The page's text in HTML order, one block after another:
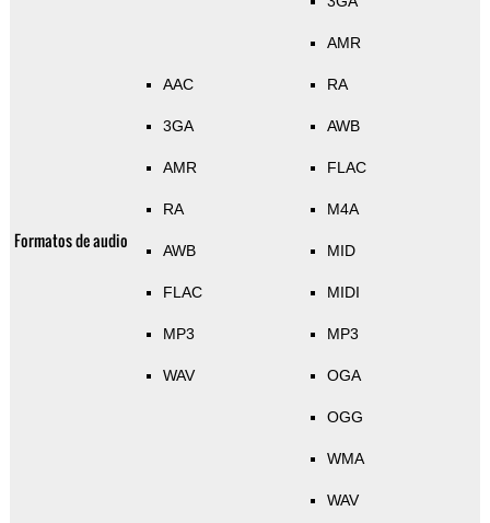
Formatos de audio
AAC
3GA
AMR
RA
AWB
FLAC
MP3
WAV
AMR
RA
AWB
FLAC
M4A
MID
MIDI
MP3
OGA
OGG
WMA
WAV